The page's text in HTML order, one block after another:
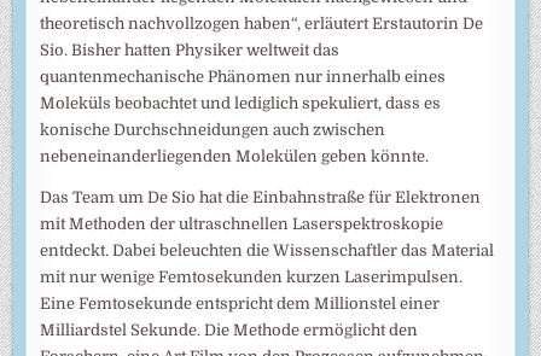
theoretisch nachvollzogen haben“, erläutert Erstautorin De
Sio. Bisher hatten Physiker weltweit das
quantenmechanische Phänomen nur innerhalb eines
Moleküls beobachtet und lediglich spekuliert, dass es
konische Durchschneidungen auch zwischen
nebeneinanderliegenden Molekülen geben könnte.
Das Team um De Sio hat die Einbahnstraße für Elektronen
mit Methoden der ultraschnellen Laserspektroskopie
entdeckt. Dabei beleuchten die Wissenschaftler das Material
mit nur wenige Femtosekunden kurzen Laserimpulsen.
Eine Femtosekunde entspricht dem Millionstel einer
Milliardstel Sekunde. Die Methode ermöglicht den